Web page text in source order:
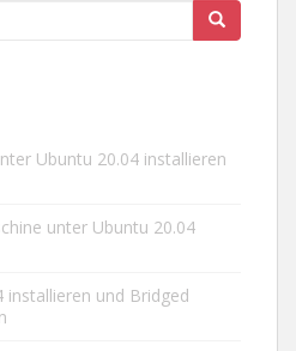
Ubuntu 20.04 installieren
unter Ubuntu 20.04
installieren und Bridged